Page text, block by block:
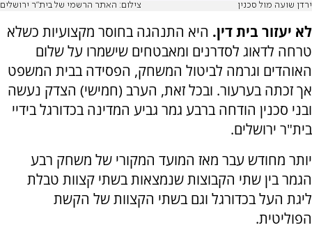
ירדן שועה מול סכנין צילום: האתר הרשמי של בית"ר ירושלים
לא יעזור בית דין. היא התנהגה בחוסר מקצועיות כשלא
טרחה לדאוג לסדרנים ומאבטחים שישמרו על שלום
האוהדים וגרמה לביטול המשחק, הפסידה בבית המשפט
אך זכתה בערעור. ובכל זאת, הערב (חמישי) הצדק נעשה
ובני סכנין הודחה ברבע גמר גביע המדינה בכדורגל בידיי
בית"ר ירושלים.
יותר מחודש עבר מאז המועד המקורי של משחק רבע
הגמר בין שתי הקבוצות שנמצאות בשתי קצוות טבלת
ליגת העל בכדורגל וגם בשתי הקצוות של הקשת
הפוליטית.